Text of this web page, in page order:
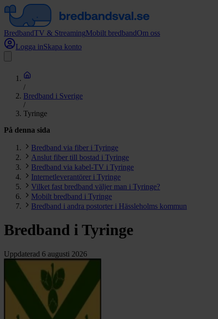
BredbandTV & StreamingMobilt bredbandOm oss
Logga inSkapa konto
/
Bredband i Sverige
/
Tyringe
På denna sida
Bredband via fiber i Tyringe
Anslut fiber till bostad i Tyringe
Bredband via kabel-TV i Tyringe
Internetleverantörer i Tyringe
Vilket fast bredband väljer man i Tyringe?
Mobilt bredband i Tyringe
Bredband i andra postorter i Hässleholms kommun
Bredband i Tyringe
Uppdaterad 6 augusti 2026